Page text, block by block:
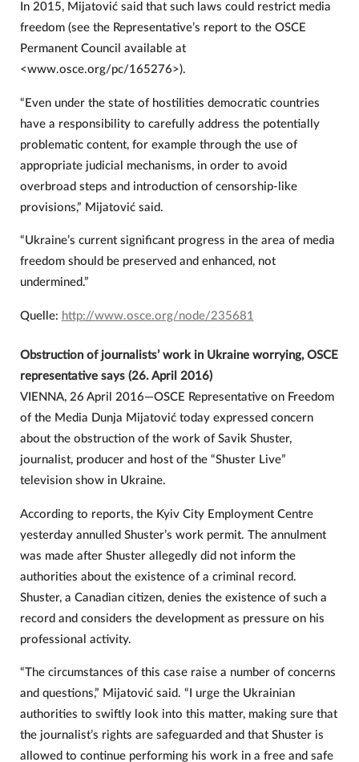
In 2015, Mijatović said that such laws could restrict media
freedom (see the Representative’s report to the OSCE
Permanent Council available at
<www.osce.org/pc/165276>).
“Even under the state of hostilities democratic countries
have a responsibility to carefully address the potentially
problematic content, for example through the use of
appropriate judicial mechanisms, in order to avoid
overbroad steps and introduction of censorship-like
provisions,” Mijatović said.
“Ukraine’s current significant progress in the area of media
freedom should be preserved and enhanced, not
undermined.”
Quelle: http://www.osce.org/node/235681
Obstruction of journalists’ work in Ukraine worrying, OSCE
representative says (26. April 2016)
VIENNA, 26 April 2016—OSCE Representative on Freedom
of the Media Dunja Mijatović today expressed concern
about the obstruction of the work of Savik Shuster,
journalist, producer and host of the “Shuster Live”
television show in Ukraine.
According to reports, the Kyiv City Employment Centre
yesterday annulled Shuster’s work permit. The annulment
was made after Shuster allegedly did not inform the
authorities about the existence of a criminal record.
Shuster, a Canadian citizen, denies the existence of such a
record and considers the development as pressure on his
professional activity.
“The circumstances of this case raise a number of concerns
and questions,” Mijatović said. “I urge the Ukrainian
authorities to swiftly look into this matter, making sure that
the journalist’s rights are safeguarded and that Shuster is
allowed to continue performing his work in a free and safe